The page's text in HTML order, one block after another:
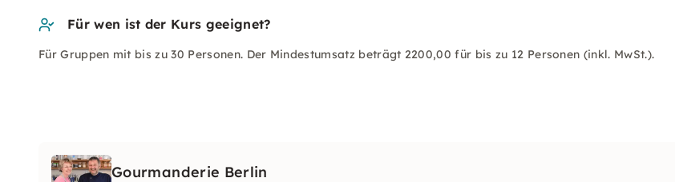
Für wen ist der Kurs geeignet?
Für Gruppen mit bis zu 30 Personen. Der Mindestumsatz beträgt 2200,00 für bis zu 12 Personen (inkl. MwSt.).
Gourmanderie Berlin